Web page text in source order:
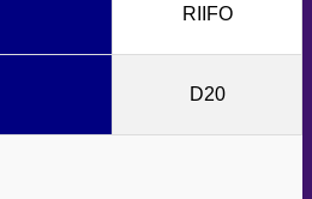
RIIFO
D20